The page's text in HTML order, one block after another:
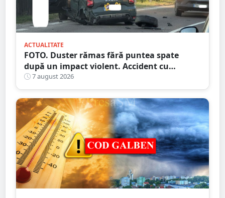
ACTUALITATE
FOTO. Duster rămas fără puntea spate
după un impact violent. Accident cu
implicarea unei mașini din Satu Mare
7 august 2026